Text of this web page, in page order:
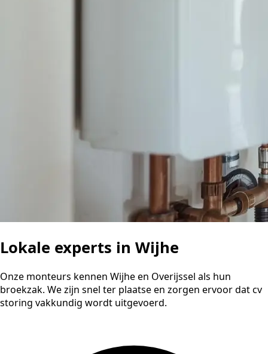
Lokale experts in Wijhe
Onze monteurs kennen Wijhe en Overijssel als hun
broekzak. We zijn snel ter plaatse en zorgen ervoor dat cv
storing vakkundig wordt uitgevoerd.